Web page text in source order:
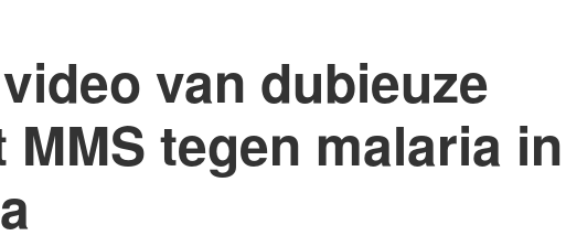
van dubieuze
tegen malaria in